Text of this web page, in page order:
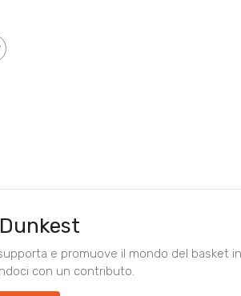
e promuove il mondo del basket
con un contributo.